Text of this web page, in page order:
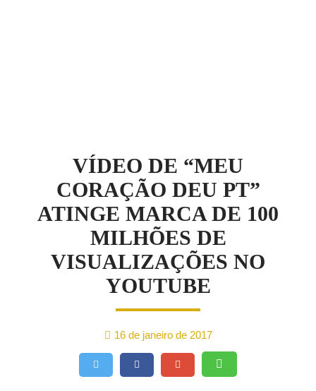
VÍDEO DE “MEU
CORAÇÃO DEU PT”
ATINGE MARCA DE 100
MILHÕES DE
VISUALIZAÇÕES NO
YOUTUBE
16 de janeiro de 2017